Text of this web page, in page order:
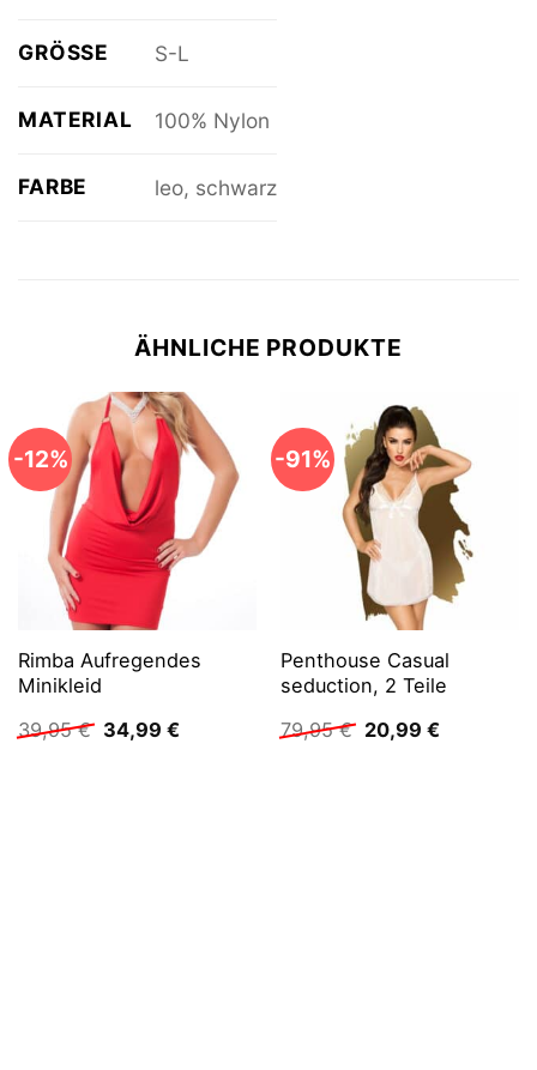
GRÖSSE S-L
MATERIAL 100% Nylon
FARBE leo, schwarz
ÄHNLICHE PRODUKTE
-12%
Rimba Aufregendes
Minikleid
39,95€ Ursprünglicher
Preis
34,99 €Aktueller
-91%
Penthouse Casual
seduction, 2 Teile
79,95€ Ursprünglicher
Preis
20,99 €Aktueller